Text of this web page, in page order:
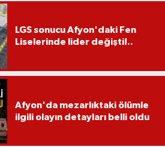
LGS sonucu Afyon'daki Fen
Liselerinde lider değişti!..
Afyon'da mezarlıktaki ölümle
ilgili olayın detayları belli oldu